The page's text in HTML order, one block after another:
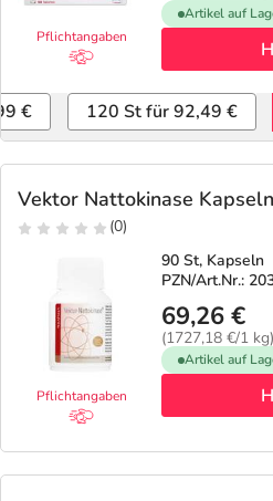
Pflichtangaben
Artikel auf
€ 120 St für 92,49 €
Vektor Nattokinase Kapseln
(0)
Pflichtangaben
90 St, Kapseln
PZN/Art.Nr.:
69,26 €
(1727,18 €/1 kg)
Artikel auf